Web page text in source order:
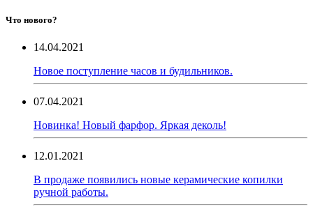
Что нового?
14.04.2021
Новое поступление часов и будильников.
07.04.2021
Новинка! Новый фарфор. Яркая деколь!
12.01.2021
В продаже появились новые керамические копилки
ручной работы.